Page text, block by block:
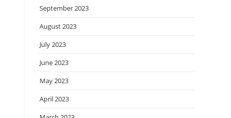
September 2023
August 2023
July 2023
June 2023
May 2023
April 2023